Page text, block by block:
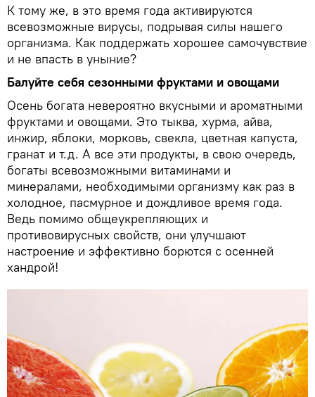
К тому же, в это время года активируются
всевозможные вирусы, подрывая силы нашего
организма. Как поддержать хорошее самочувствие
и не впасть в уныние?
Балуйте себя сезонными фруктами и овощами
Осень богата невероятно вкусными и ароматными
фруктами и овощами. Это тыква, хурма, айва,
инжир, яблоки, морковь, свекла, цветная капуста,
гранат и т.д. А все эти продукты, в свою очередь,
богаты всевозможными витаминами и
минералами, необходимыми организму как раз в
холодное, пасмурное и дождливое время года.
Ведь помимо общеукрепляющих и
противовирусных свойств, они улучшают
настроение и эффективно борются с осенней
хандрой!